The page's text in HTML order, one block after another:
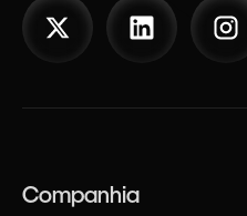
Companhia